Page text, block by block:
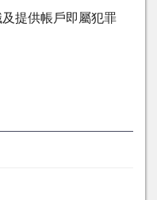
提供帳戶即屬犯罪